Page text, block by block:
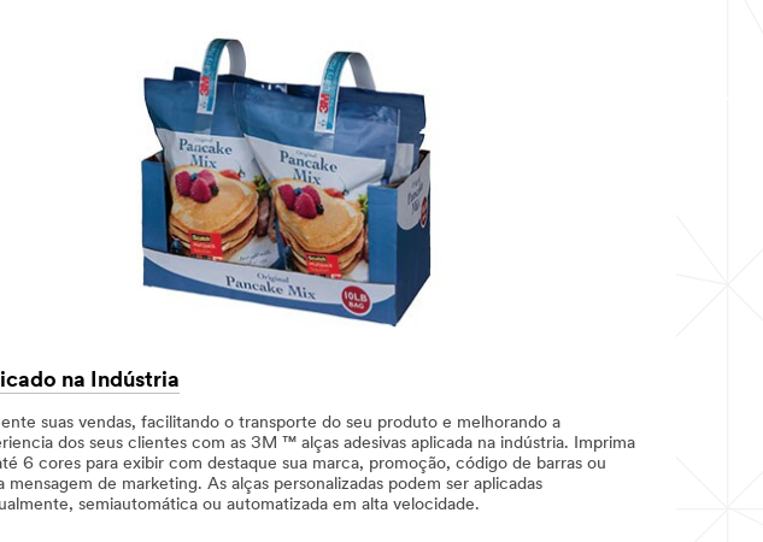
na Indústria
suas vendas, facilitando o transporte do seu produto e melhorando a
dos seus clientes com as 3M ™ alças adesivas aplicada na indústria. Imprima
6 cores para exibir com destaque sua marca, promoção, código de barras ou
mensagem de marketing. As alças personalizadas podem ser aplicadas
semiautomática ou automatizada em alta velocidade.